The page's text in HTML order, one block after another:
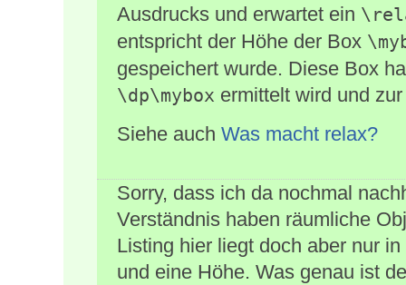
Ausdrucks und erwartet ein
entspricht der Höhe der Box
gespeichert wurde. Diese Box
\dp\mybox ermittelt wird und
Siehe auch Was macht relax?
Sorry, dass ich da nochmal
Verständnis haben räumliche
Listing hier liegt doch aber nur
und eine Höhe. Was genau ist